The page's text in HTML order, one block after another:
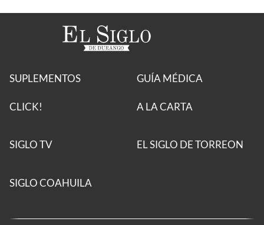
SUPLEMENTOS
CLICK!
GUÍA MÉDICA
A LA CARTA
SIGLO TV EL SIGLO DE TORREON
SIGLO COAHUILA